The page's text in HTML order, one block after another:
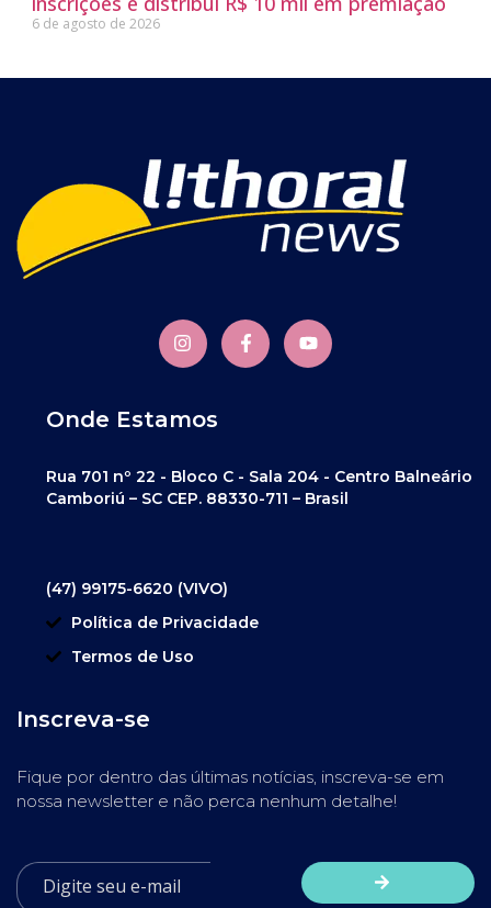
6 de agosto de 2026
Onde Estamos
Rua 701 nº 22 - Bloco C - Sala 204 - Centro Balneário
Camboriú – SC CEP. 88330-711 – Brasil
(47) 99175-6620 (VIVO)
Política de Privacidade
Termos de Uso
Inscreva-se
Fique por dentro das últimas notícias, inscreva-se em
nossa newsletter e não perca nenhum detalhe!